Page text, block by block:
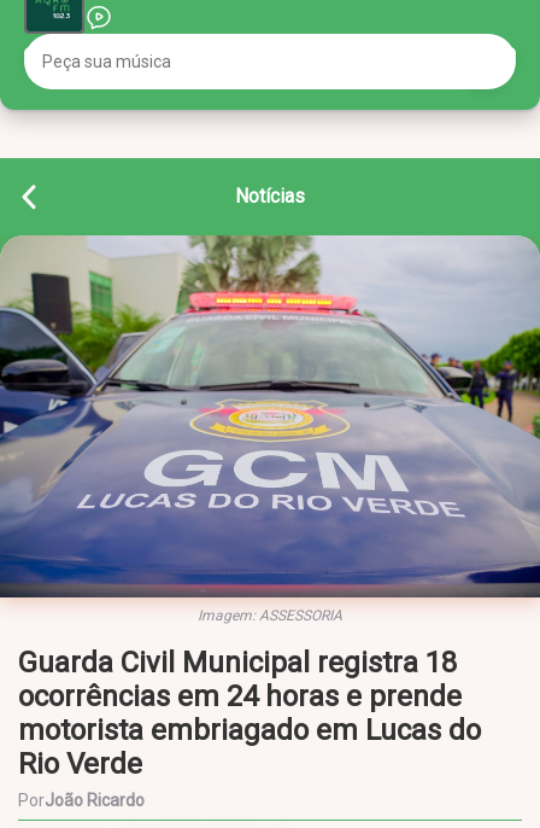
Notícias
Imagem: ASSESSORIA
Guarda Civil Municipal registra 18
ocorrências em 24 horas e prende
motorista embriagado em Lucas do
Rio Verde
PorJoão Ricardo